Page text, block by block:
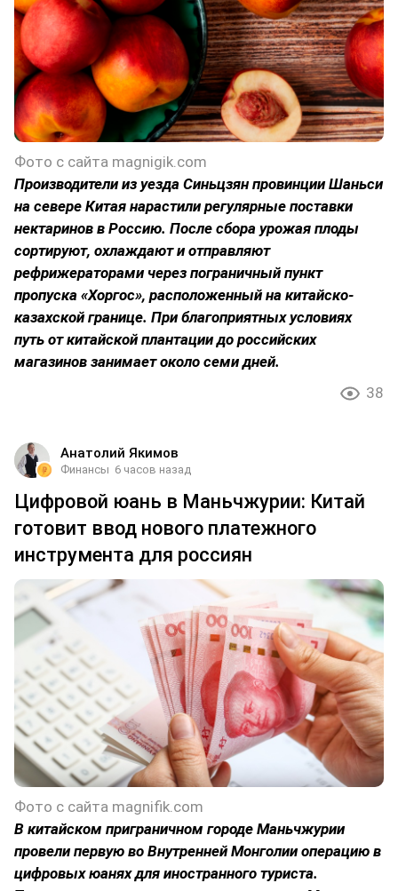
Фото с сайта magnigik.com
Производители из уезда Синьцзян провинции Шаньси
на севере Китая нарастили регулярные поставки
нектаринов в Россию. После сбора урожая плоды
сортируют, охлаждают и отправляют
рефрижераторами через пограничный пункт
пропуска «Хоргос», расположенный на китайско-
казахской границе. При благоприятных условиях
путь от китайской плантации до российских
магазинов занимает около семи дней.
38
Анатолий Якимов
Финансы 6 часов назад
Цифровой юань в Маньчжурии: Китай
готовит ввод нового платежного
инструмента для россиян
Фото с сайта magnifik.com
В китайском приграничном городе Маньчжурии
провели первую во Внутренней Монголии операцию в
цифровых юанях для иностранного туриста.